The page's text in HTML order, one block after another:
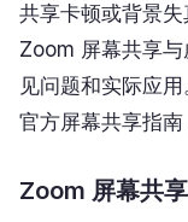
共享卡顿或背景
Zoom 屏幕共享
见问题和实际应
官方屏幕共享指南
Zoom 屏幕共